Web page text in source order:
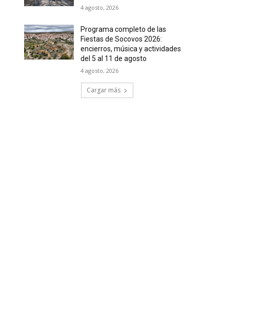
4 agosto, 2026
Programa completo de las
Fiestas de Socovos 2026:
encierros, música y actividades
del 5 al 11 de agosto
4 agosto, 2026
Cargar más